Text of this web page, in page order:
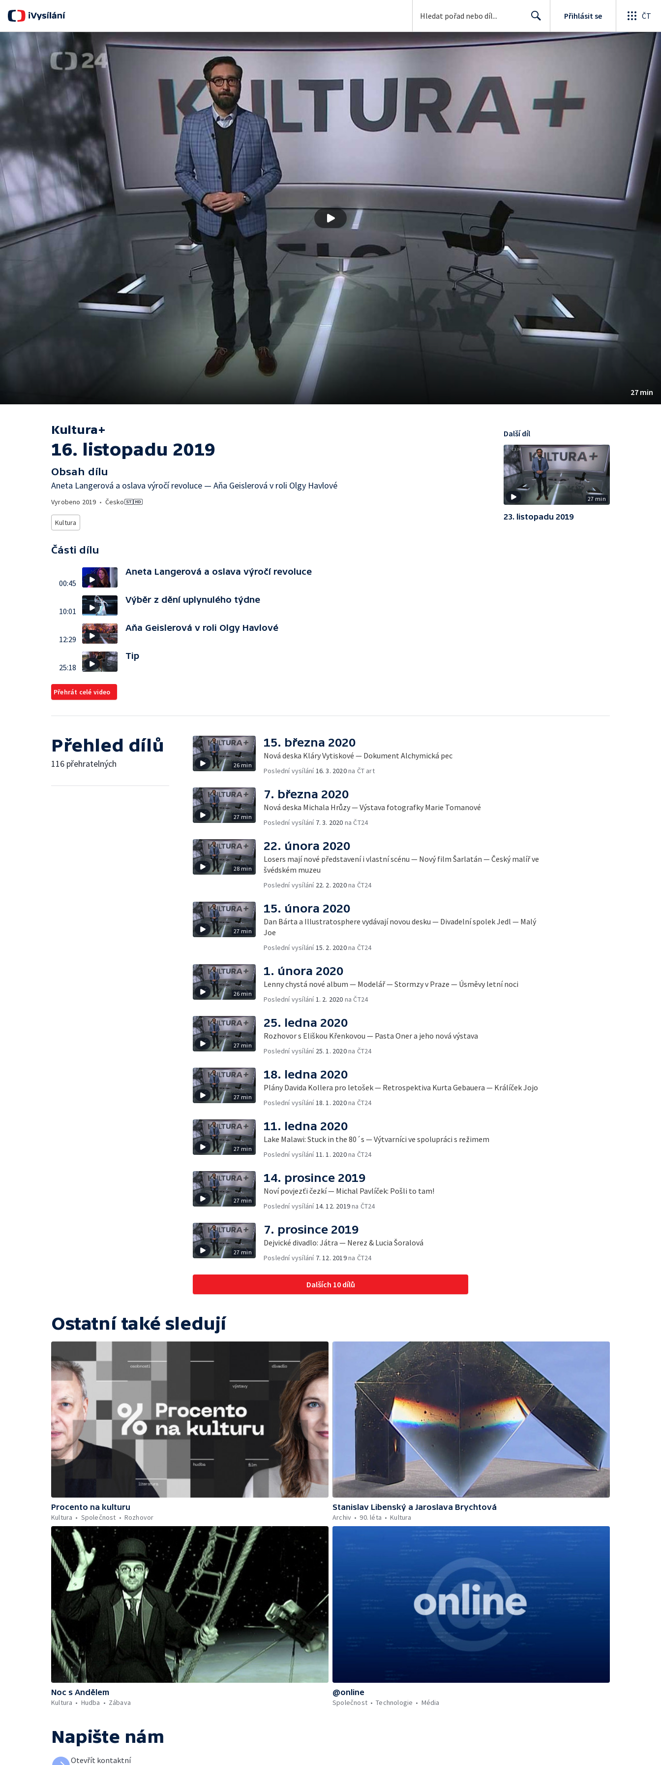
Search
Přihlásit se ČT
27 min
Kultura+
16. listopadu 2019
Obsah dílu
Aneta Langerová a oslava výročí revoluce — Aňa Geislerová v roli Olgy Havlové
Vyrobeno 2019 • Česko
Kultura
Části dílu
00:45
Aneta Langerová a oslava výročí revoluce
10:01
Výběr z dění uplynulého týdne
12:29
Aňa Geislerová v roli Olgy Havlové
25:18
Tip
Přehrát celé video
27 min
Další díl
23. listopadu 2019
Přehled dílů
116 přehratelných 26 min
15. března 2020
Nová deska Kláry Vytiskové — Dokument Alchymická pec
Poslední vysílání16. 3. 2020na ČT art
27 min
7. března 2020
Nová deska Michala Hrůzy — Výstava fotografky Marie Tomanové
Poslední vysílání 7. 3. 2020 na ČT24
28 min
22. února 2020
Losers mají nové představení i vlastní scénu — Nový film Šarlatán — Český malíř ve
švédském muzeu
Poslední vysílání 22. 2. 2020na ČT24
27 min
15. února 2020
Dan Bárta a Illustratosphere vydávají novou desku — Divadelní spolek Jedl — Malý
Joe
Poslední vysílání15. 2. 2020na ČT24
26 min
1. února 2020
Lenny chystá nové album — Modelář — Stormzy v Praze — Úsměvy letní noci
Poslední vysílání1. 2. 2020 na ČT24
27 min
25. ledna 2020
Rozhovor s Eliškou Křenkovou — Pasta Oner a jeho nová výstava
Poslední vysílání 25. 1. 2020na ČT24
27 min
18. ledna 2020
Plány Davida Kollera pro letošek — Retrospektiva Kurta Gebauera — Králíček Jojo
Poslední vysílání18. 1. 2020na ČT24
27 min
11. ledna 2020
Lake Malawi: Stuck in the 80´s — Výtvarníci ve spolupráci s režimem
Poslední vysílání11. 1. 2020na ČT24
27 min
14. prosince 2019
Noví povjezťi čezkí — Michal Pavlíček: Pošli to tam!
Poslední vysílání14. 12. 2019na ČT24
27 min
7. prosince 2019
Dejvické divadlo: Játra — Nerez & Lucia Šoralová
Poslední vysílání 7. 12. 2019na ČT24
Dalších 10 dílů
Ostatní také sledují
Procento na kulturu
Kultura
Společnost Rozhovor
Stanislav Libenský a Jaroslava Brychtová
Archiv
90. léta Kultura
Noc s Andělem
Kultura
Hudba Zábava
@online
Společnost
Technologie Média
Napište nám
Otevřít kontaktní